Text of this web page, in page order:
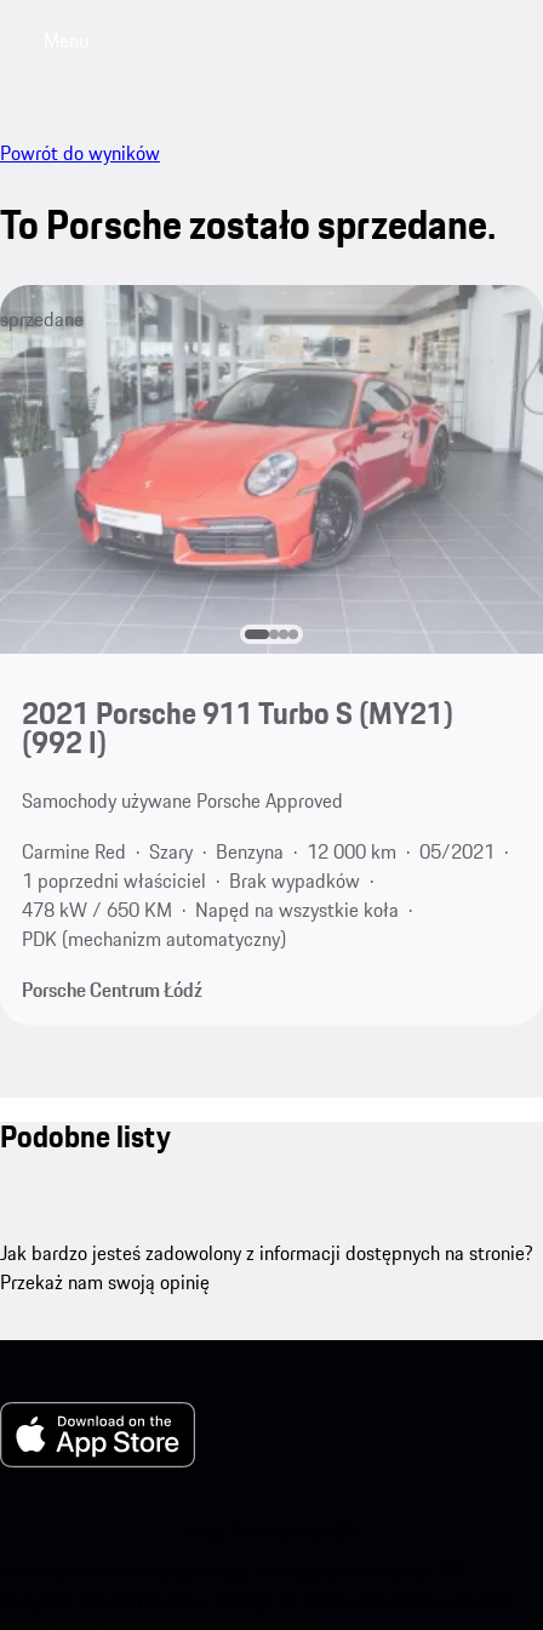
Powrót do wyników
To Porsche zostało sprzedane.
sprzedane
2021 Porsche 911 Turbo S (MY21)
(992 I)
Samochody używane Porsche Approved
Carmine Red
Szary Benzyna 12 000 km
05/2021
1 poprzedni właściciel
Brak wypadków
478 kW / 650 KM
Napęd na wszystkie koła
PDK (mechanizm automatyczny)
Porsche Centrum Łódź
Podobne listy
Jak bardzo jesteś zadowolony z informacji dostępnych na stronie?
Przekaż nam swoją opinię